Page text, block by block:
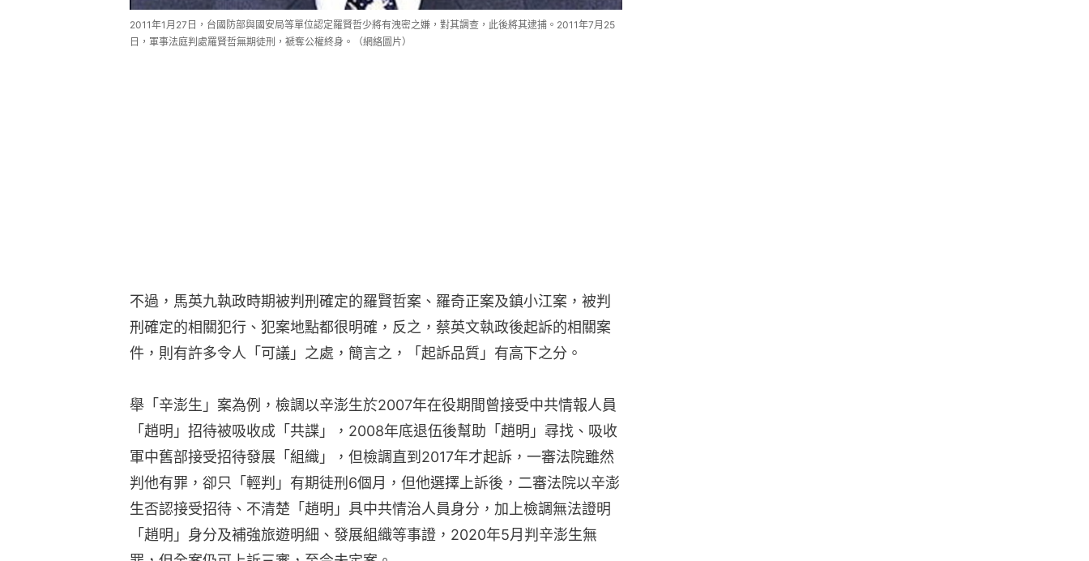
2011年1月27日，台國防部與國安局等單位認定羅賢哲少將有洩密之嫌，對其調查，此後將其逮捕。2011年7月25
日，軍事法庭判處羅賢哲無期徒刑，褫奪公權終身。（網絡圖片）
不過，馬英九執政時期被判刑確定的羅賢哲案、羅奇正案及鎮小江案，被判
刑確定的相關犯行、犯案地點都很明確，反之，蔡英文執政後起訴的相關案
件，則有許多令人「可議」之處，簡言之，「起訴品質」有高下之分。
舉「辛澎生」案為例，檢調以辛澎生於2007年在役期間曾接受中共情報人員
「趙明」招待被吸收成「共諜」，2008年底退伍後幫助「趙明」尋找、吸收
軍中舊部接受招待發展「組織」，但檢調直到2017年才起訴，一審法院雖然
判他有罪，卻只「輕判」有期徒刑6個月，但他選擇上訴後，二審法院以辛澎
生否認接受招待、不清楚「趙明」具中共情治人員身分，加上檢調無法證明
「趙明」身分及補強旅遊明細、發展組織等事證，2020年5月判辛澎生無